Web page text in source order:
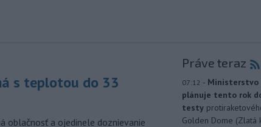
s teplotou do 33
oblačnosť a ojedinele doznievanie
Práve teraz
07:12 - Ministerstvo
plánuje tento rok
testy
Golden Dome (Zlatá